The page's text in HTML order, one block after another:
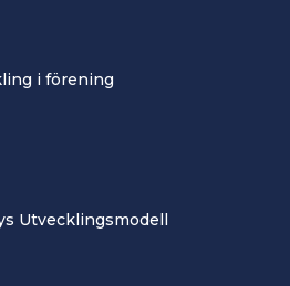
i förening
Utvecklingsmodell